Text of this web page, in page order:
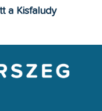
a Kisfaludy